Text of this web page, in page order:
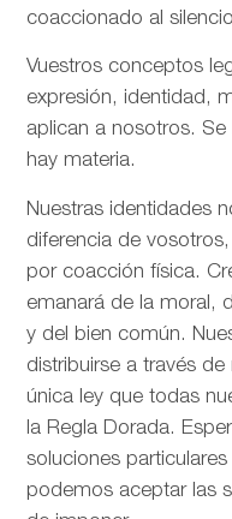
coaccionado al
Vuestros conceptos
expresión, identidad,
aplican a nosotros.
hay materia.
Nuestras identidades
diferencia de
por coacción física.
emanará de la moral,
y del bien común.
distribuirse a través
única ley que todas
la Regla Dorada.
soluciones
podemos aceptar las